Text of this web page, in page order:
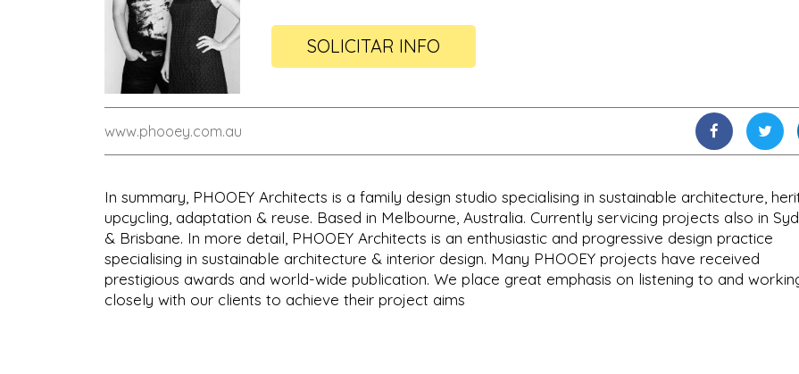
SOLICITAR INFO
www.phooey.com.au
In summary, PHOOEY Architects is a family design studio specialising in sustainable architecture,
upcycling, adaptation & reuse. Based in Melbourne, Australia. Currently servicing projects also in
& Brisbane. In more detail, PHOOEY Architects is an enthusiastic and progressive design practice
specialising in sustainable architecture & interior design. Many PHOOEY projects have received
prestigious awards and world-wide publication. We place great emphasis on listening to and
closely with our clients to achieve their project aims